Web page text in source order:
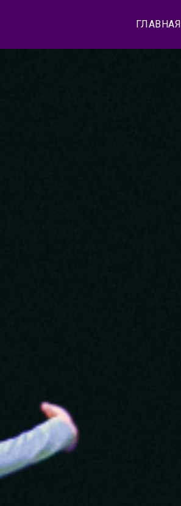
ГЛАВНАЯ